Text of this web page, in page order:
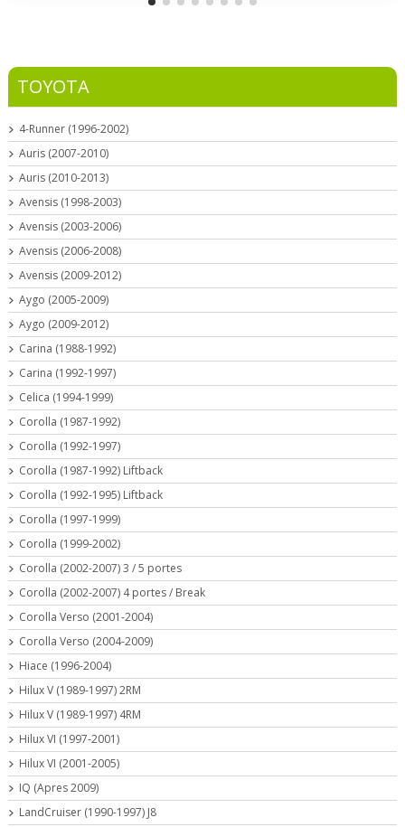
TOYOTA
4-Runner (1996-2002)
Auris (2007-2010)
Auris (2010-2013)
Avensis (1998-2003)
Avensis (2003-2006)
Avensis (2006-2008)
Avensis (2009-2012)
Aygo (2005-2009)
Aygo (2009-2012)
Carina (1988-1992)
Carina (1992-1997)
Celica (1994-1999)
Corolla (1987-1992)
Corolla (1992-1997)
Corolla (1987-1992) Liftback
Corolla (1992-1995) Liftback
Corolla (1997-1999)
Corolla (1999-2002)
Corolla (2002-2007) 3 / 5 portes
Corolla (2002-2007) 4 portes / Break
Corolla Verso (2001-2004)
Corolla Verso (2004-2009)
Hiace (1996-2004)
Hilux V (1989-1997) 2RM
Hilux V (1989-1997) 4RM
Hilux VI (1997-2001)
Hilux VI (2001-2005)
IQ (Apres 2009)
LandCruiser (1990-1997) J8